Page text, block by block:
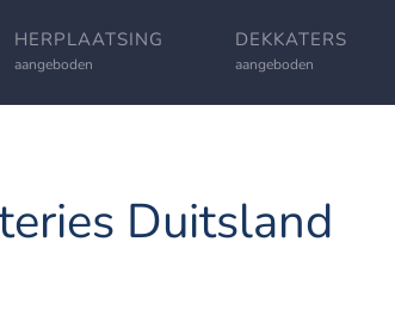
HERPLAATSING
aangeboden
DEKKATERS
aangeboden
Duitsland